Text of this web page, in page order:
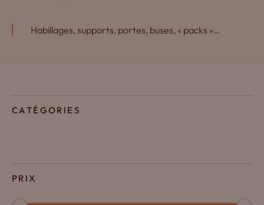
Habillages, supports, portes, buses, « packs »…
CATÉGORIES
PRIX